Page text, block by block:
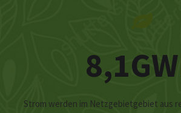
Strom werden im Netzgebietgebiet aus